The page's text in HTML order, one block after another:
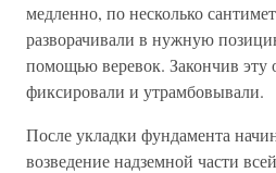
медленно, по несколько
разворачивали в нужную
помощью веревок. Закончив эту
фиксировали и утрамбовывали.
После укладки фундамента
возведение надземной части